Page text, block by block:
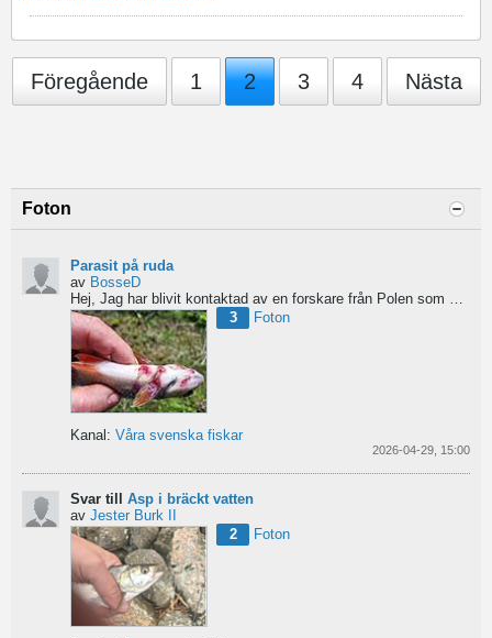
Föregående 1 2 3 4 Nästa
Foton
Parasit på ruda
av BosseD
Hej, Jag har blivit kontaktad av en forskare från Polen som är på jakt efter material av...
3
Foton
Kanal: Våra svenska fiskar
2026-04-29, 15:00
Svar till Asp i bräckt vatten
av Jester Burk II
2
Foton